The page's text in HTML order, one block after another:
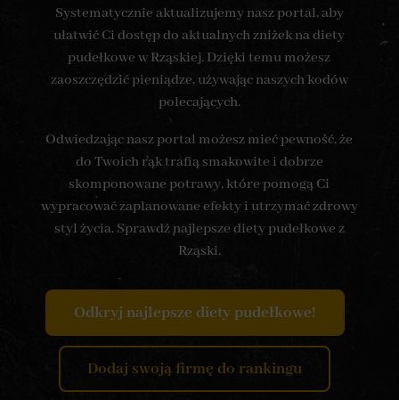
Systematycznie aktualizujemy nasz portal, aby
ułatwić Ci dostęp do aktualnych zniżek na diety
pudełkowe w Rząskiej. Dzięki temu możesz
zaoszczędzić pieniądze, używając naszych kodów
polecających.
Odwiedzając nasz portal możesz mieć pewność, że
do Twoich rąk trafią smakowite i dobrze
skomponowane potrawy, które pomogą Ci
wypracować zaplanowane efekty i utrzymać zdrowy
styl życia. Sprawdź najlepsze diety pudełkowe z
Rząski.
Odkryj najlepsze diety pudełkowe!
Dodaj swoją firmę do rankingu